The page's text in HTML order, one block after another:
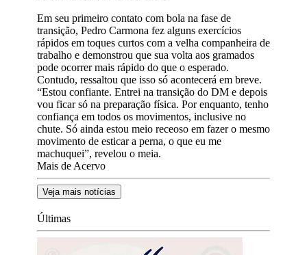
Em seu primeiro contato com bola na fase de
transição, Pedro Carmona fez alguns exercícios
rápidos em toques curtos com a velha companheira de
trabalho e demonstrou que sua volta aos gramados
pode ocorrer mais rápido do que o esperado.
Contudo, ressaltou que isso só acontecerá em breve.
“Estou confiante. Entrei na transição do DM e depois
vou ficar só na preparação física. Por enquanto, tenho
confiança em todos os movimentos, inclusive no
chute. Só ainda estou meio receoso em fazer o mesmo
movimento de esticar a perna, o que eu me
machuquei”, revelou o meia.
Mais de Acervo
Veja mais notícias
Últimas